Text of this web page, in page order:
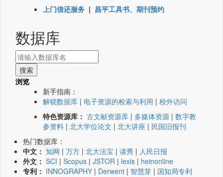
上门借还服务 | 昌平工具书、期刊预约
数据库
浏览
新手指南：
解锁数据库 | 电子资源的检索与利用 | 校外访问
特色资源库： 古文献资源库 | 多媒体资源 | 数字教
参资料 | 北大学位论文 | 北大讲座 | 民国旧报刊
热门数据库：
中文： 知网 | 万方 | 北大法宝 | 读秀 | 人民日报
外文： SCI | Scopus | JSTOR | lexis | heinonline
专利： INNOGRAPHY | Derwent | 智慧芽 | 国知局专利